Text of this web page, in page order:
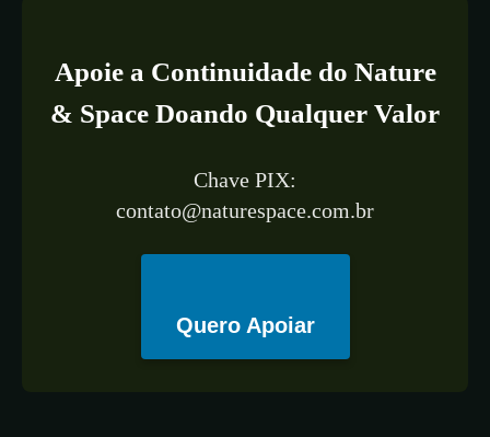
Apoie a Continuidade do Nature
& Space Doando Qualquer Valor
Chave PIX:
contato@naturespace.com.br
Quero Apoiar